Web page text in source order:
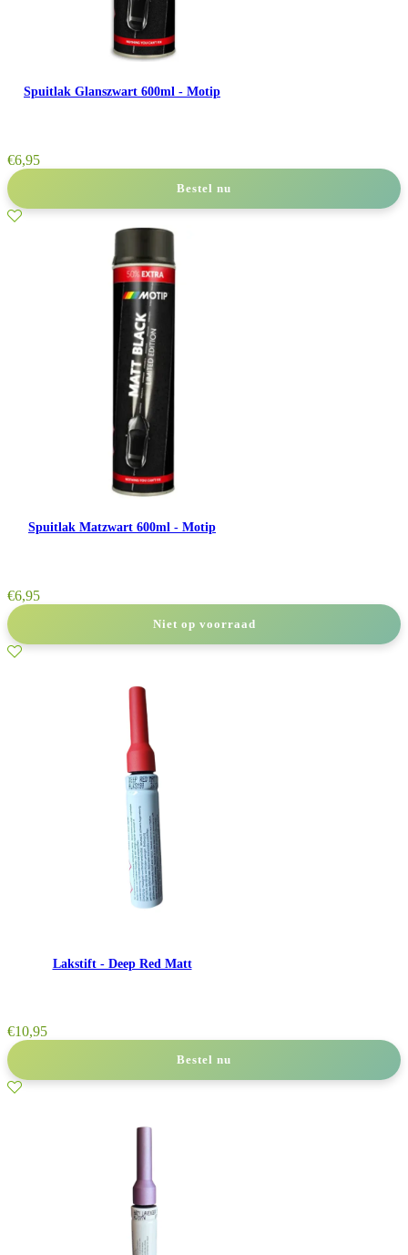
Spuitlak Glanszwart 600ml - Motip
€6,95
Bestel nu
Spuitlak Matzwart 600ml - Motip
€6,95
Niet op voorraad
Lakstift - Deep Red Matt
€10,95
Bestel nu